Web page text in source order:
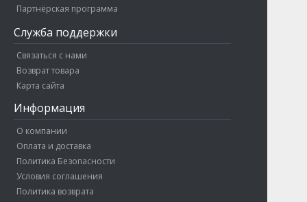
Партнёрская программа
Служба поддержки
Связаться с нами
Возврат товара
Карта сайта
Информация
О компании
Оплата и доставка
Политика Безопасности
Условия соглашения
Политика возврата